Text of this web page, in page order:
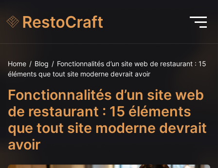
Home / Blog / Fonctionnalités d’un site web de restaurant : 15
éléments que tout site moderne devrait avoir
Fonctionnalités d’un site web
de restaurant : 15 éléments
que tout site moderne devrait
avoir